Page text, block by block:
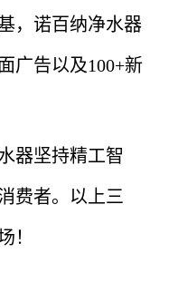
，诺百纳净水器
广告以及100+新
器坚持精工智
费者。以上三
！